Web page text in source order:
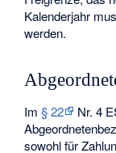
Kalenderjahr
werden.
Im§ 22
Nr. 4
sowohl für